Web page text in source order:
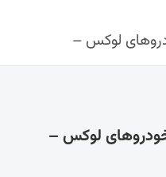
لوکس –
لوکس –